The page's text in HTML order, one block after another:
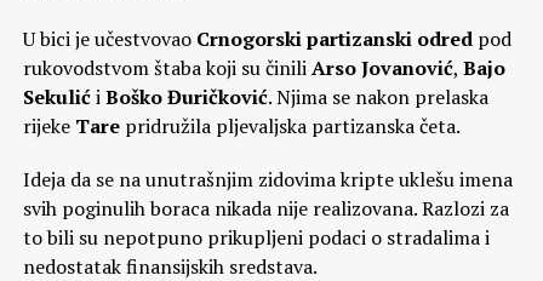
U bici je učestvovao Crnogorski partizanski odredpod
rukovodstvom štaba koji su činiliArso Jovanović, Bajo
SekulićiBoško Đuričković. Njima se nakon prelaska
rijeke Tarepridružila pljevaljska partizanska četa.
Ideja da se na unutrašnjim zidovima kripte uklešu imena
svih poginulih boraca nikada nije realizovana. Razlozi za
to bili su nepotpuno prikupljeni podaci o stradalima i
nedostatak finansijskih sredstava.